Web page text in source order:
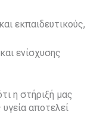
εκπαιδευτικούς,
ενίσχυσης
η στήριξή μας
αποτελεί